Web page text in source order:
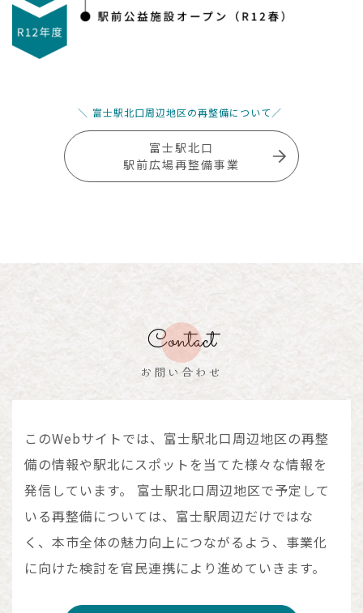
富士駅北口周辺地区の再整備について
富士駅北口
駅前広場再整備事業
Contact
お問い合わせ
このWebサイトでは、富士駅北口周辺地区の再整
備の情報や駅北にスポットを当てた様々な情報を
発信しています。
富士駅北口周辺地区で予定して
いる再整備については、富士駅周辺だけではな
く、本市全体の魅力向上につながるよう、 事業化
に向けた検討を官民連携により進めていきます。